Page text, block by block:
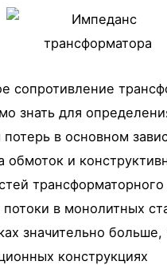
сопротивление
знать для
в основном
обмоток и
в монолитных
значительно больше,
конструкциях